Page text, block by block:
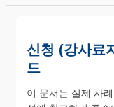
신청 (강사료
드
이 문서는 실제 사